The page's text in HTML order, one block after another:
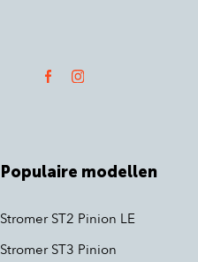
Populaire modellen
Stromer ST2 Pinion LE
Stromer ST3 Pinion